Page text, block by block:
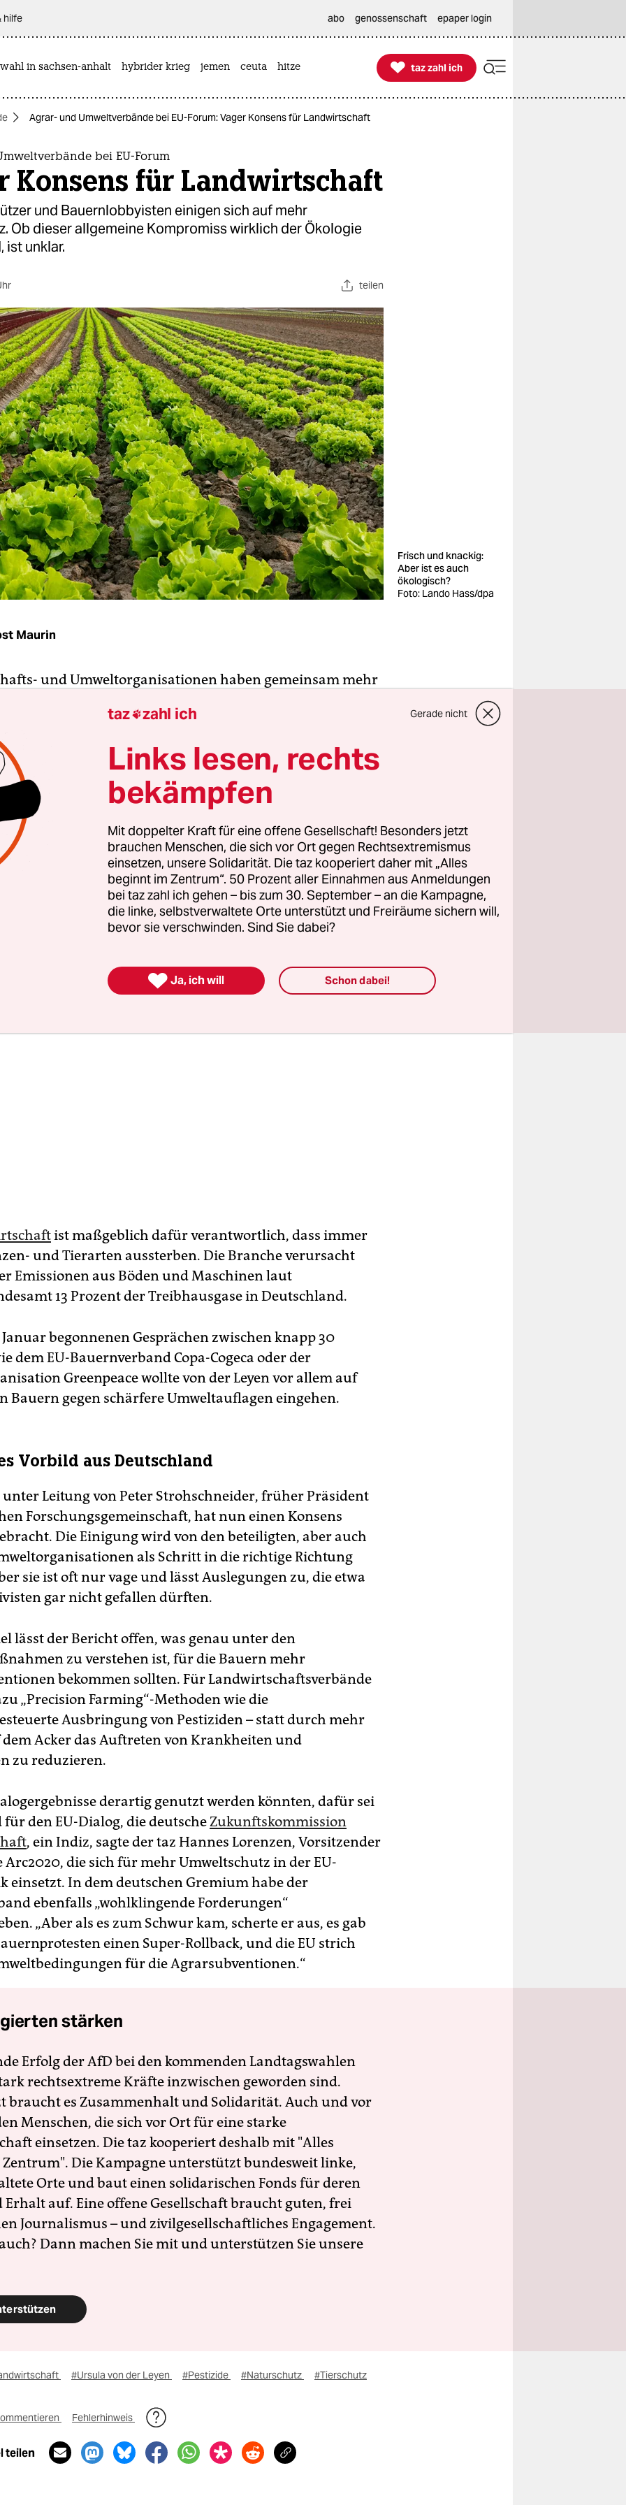
hilfe abo genossenschaft epaper login
in sachsen-anhalt hybrider krieg jemen ceuta hitze 
taz zahl ich
taz zahl ich
Agrar- und Umweltverbände bei EU-Forum: Vager Konsens für Landwirtschaft
bei EU-Forum
Konsens für Landwirtschaft
und Bauernlobbyisten einigen sich auf mehr
Ob dieser allgemeine Kompromiss wirklich der Ökologie
ist unklar.
teilen
Frisch und knackig:
Aber ist es auch
ökologisch?
Foto: Lando Hass/dpa
Maurin
und Umweltorganisationen haben gemeinsam mehr
Unterstützung für Umwelt- und
muss in den kommenden
der Gemeinsamen Agrarpolitik jährlich und
werden“, heißt es im am Mittwoch
Abschlussberichtdes „Strategischen Dialogs über die
in der Europäischen Union“, den EU-
Ursula von der Leyen initiiert hatte.
die Mitgliedstaaten mehr als das bisherige Drittel der
in solche Programme umschichten. Die Einigung
Interpretationsspielräume. Zudem ist unklar, ob die EU
ist maßgeblich dafür verantwortlich, dass immer
und Tierarten aussterben. Die Branche verursacht
Emissionen aus Böden und Maschinen laut
13 Prozent der Treib­hausgase in Deutschland.
begonnenen Gesprächen zwischen knapp 30
dem EU-Bauernverband Copa-Cogeca oder der
Greenpeace wollte von der Leyen vor allem auf
Bauern gegen schärfere Umweltauflagen eingehen.
Vorbild aus Deutschland
unter Leitung von Peter Strohschneider, früher Präsident
Forschungsgemeinschaft, hat nun einen Konsens
Die Einigung wird von den beteiligten, aber auch
als Schritt in die richtige Richtung
sie ist oft nur vage und lässt Auslegungen zu, die etwa
gar nicht gefallen dürften.
lässt der Bericht offen, was genau unter den
zu verstehen ist, für die Bauern mehr
bekommen sollten. Für Landwirtschaftsverbände
„Precision Farming“-Methoden wie die
Ausbringung von Pestiziden – statt durch mehr
Acker das Auftreten von Krankheiten und
zu reduzieren.
derartig genutzt werden könnten, dafür sei
für den EU-Dialog, die deutscheZukunftskommission
, ein Indiz, sagte der taz Hannes Lorenzen, Vorsitzender
Arc2020, die sich für mehr Umweltschutz in der EU-
einsetzt. In dem deutschen Gremium habe der
ebenfalls „wohlklingende Forderungen“
„Aber als es zum Schwur kam, scherte er aus, es gab
einen Super-Rollback, und die EU strich
für die Agrarsubventionen.“
stärken
Erfolg der AfD bei den kommenden Landtagswahlen
rechtsextreme Kräfte inzwischen geworden sind.
braucht es Zusammenhalt und Solidarität. Auch und vor
Menschen, die sich vor Ort für eine starke
einsetzen. Die taz kooperiert deshalb mit "Alles
Die Kampagne unterstützt bundesweit linke,
Orte und baut einen solidarischen Fonds für deren
Erhalt auf. Eine offene Gesellschaft braucht guten, frei
Journalismus – und zivilgesellschaftliches Engagement.
Dann machen Sie mit und unterstützen Sie unsere
#Ursula von der Leyen #Pestizide #Naturschutz #Tierschutz
Fehlerhinweis
teilen
taz zahl ich Gerade nicht
Links lesen, rechts
bekämpfen
Mit doppelter Kraft für eine offene Gesellschaft! Besonders jetzt
brauchen Menschen, die sich vor Ort gegen Rechtsextremismus
einsetzen, unsere Solidarität. Die taz kooperiert daher mit „Alles
beginnt im Zentrum“. 50 Prozent aller Einnahmen aus Anmeldungen
bei taz zahl ich gehen – bis zum 30. September – an die Kampagne,
die linke, selbstverwaltete Orte unterstützt und Freiräume sichern will,
bevor sie verschwinden. Sind Sie dabei?
 Ja, ich will Schon dabei!